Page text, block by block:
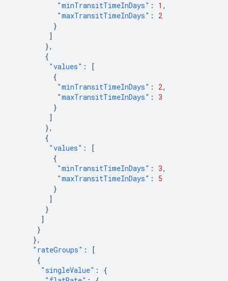
"minTransitTimeInDays" : 1 ,
"maxTransitTimeInDays" :
2
}
]
},
{
"values" :
[
{
"minTransitTimeInDays" : 2,
"maxTransitTimeInDays" : 3
}
]
},
{
"values" :
[
{
"minTransitTimeInDays" : 3,
"maxTransitTimeInDays" :
5
}
]
}
]
}
},
"rateGroups" :
[
{
"singleValue" :
{